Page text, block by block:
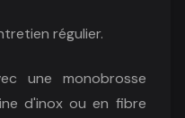
régulier.
une monobrosse
d'inox ou en fibre